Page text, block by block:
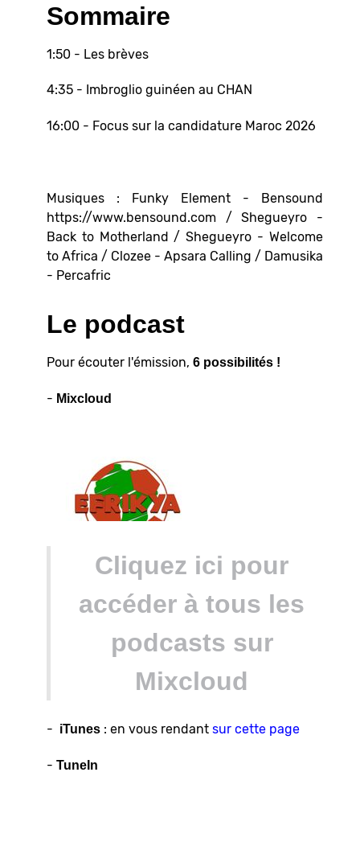
Sommaire
1:50 - Les brèves
4:35 - Imbroglio guinéen au CHAN
16:00 - Focus sur la candidature Maroc 2026
Musiques : Funky Element - Bensound
https://www.bensound.com / Shegueyro -
Back to Motherland / Shegueyro - Welcome
to Africa / Clozee - Apsara Calling / Damusika
- Percafric
Le podcast
Pour écouter l'émission, 6 possibilités !
- Mixcloud
Cliquez ici pour
accéder à tous les
podcasts sur
Mixcloud
- iTunes : en vous rendant sur cette page
- TuneIn